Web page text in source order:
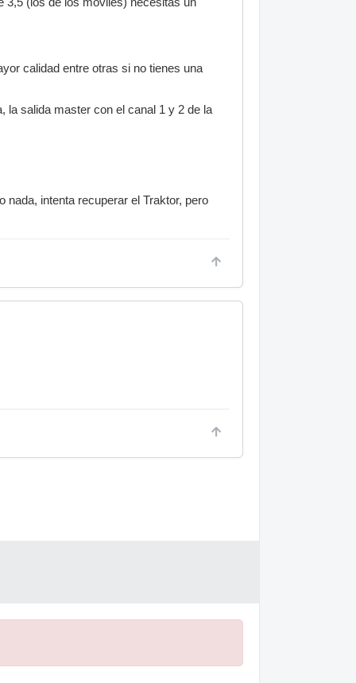
calidad entre otras si no tienes una
la salida master con el canal 1 y 2 de la
nada, intenta recuperar el Traktor, pero